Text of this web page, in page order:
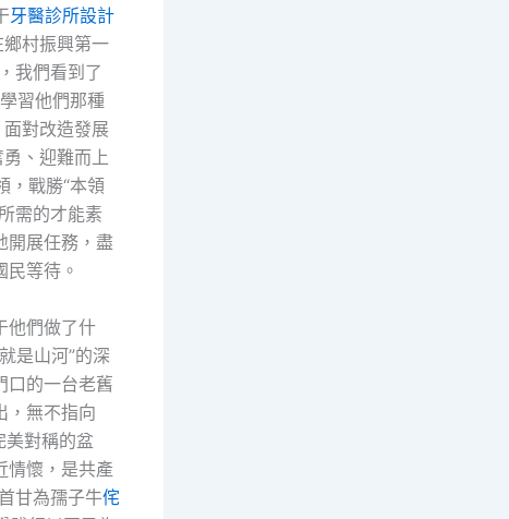
牙醫診所設計
村振興第一
我們看到了
習他們那種
對改造發展
、迎難而上
，戰勝“本領
需的才能素
開展任務，盡
等待。
他們做了什
是山河”的深
口的一台老舊
，無不指向
美對稱的盆
情懷，是共產
甘為孺子牛侘